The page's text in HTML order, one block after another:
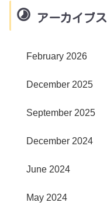
アーカイブス
February 2026
December 2025
September 2025
December 2024
June 2024
May 2024